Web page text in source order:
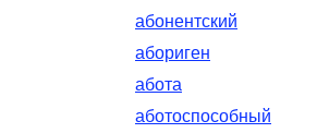
абонентский
абориген
абота
аботоспособный